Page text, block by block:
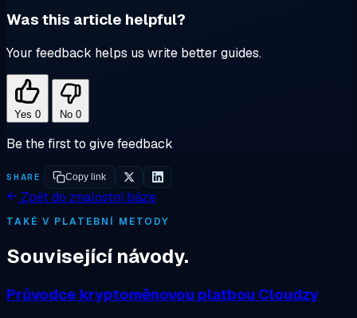
Was this article helpful?
Your feedback helps us write better guides.
Yes 0 No 0
Be the first to give feedback
SHARE Copy link
Zpět do znalostní báze
TAKÉ V PLATEBNÍ METODY
Související návody.
Průvodce kryptoměnovou platbou Cloudzy